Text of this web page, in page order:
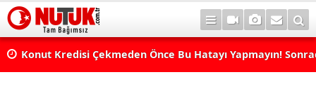
Konut Kredisi Çekmeden Önce Bu Hatayı Yapmayın!